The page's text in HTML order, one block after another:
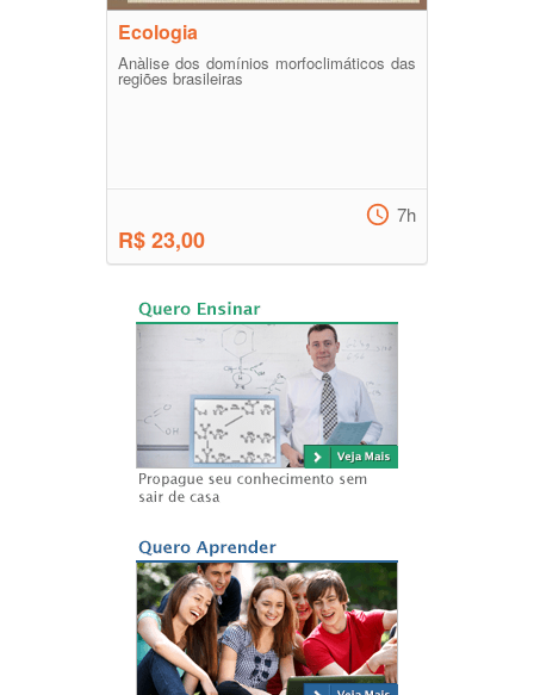
Ecologia
Anàlise dos domínios morfoclimáticos das
regiões brasileiras
R$ 23,00
7h